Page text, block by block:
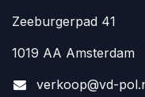
Zeeburgerpad 41
1019 AA Amsterdam
verkoop@vd-